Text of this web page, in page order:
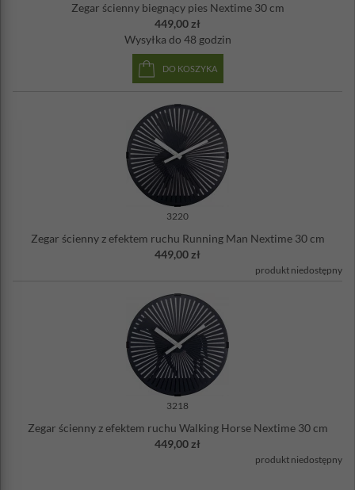
Zegar ścienny biegnący pies Nextime 30 cm
449,00 zł
Wysyłka do 48 godzin
DO KOSZYKA
3220
Zegar ścienny z efektem ruchu Running Man Nextime 30 cm
449,00 zł
produkt niedostępny
3218
Zegar ścienny z efektem ruchu Walking Horse Nextime 30 cm
449,00 zł
produkt niedostępny